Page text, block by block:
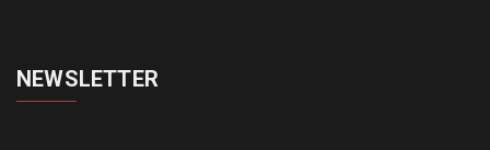
NEWSLETTER